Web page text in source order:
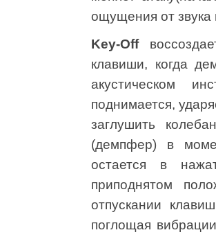
ощущения от звука
Key-Off
клавиши, когда
акустическом
поднимается,
заглушить
(демпфер) в
остается в
приподнятом
отпускании
поглощая